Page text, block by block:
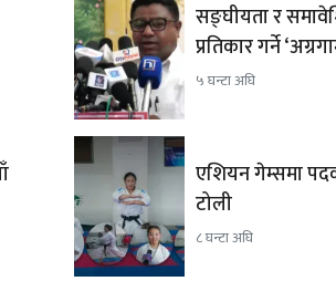
सङ्घीयता र
प्रतिकार गर्ने
५ घन्टा अघि
एशियन गेम्समा
टोली
८ घन्टा अघि